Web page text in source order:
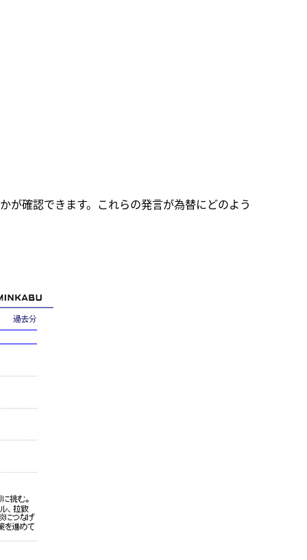
が確認できます。これらの発言が為替にどのよう